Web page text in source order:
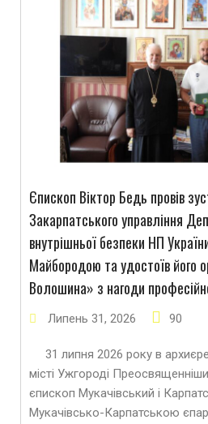
Єпископ Віктор Бедь провів
Закарпатського управління
внутрішньої безпеки НП
Майбородою та удостоїв його
Волошина» з нагоди
Липень 31, 2026 90
31 липня 2026 року в
місті Ужгороді
єпископ Мукачівський і
Мукачівсько-Карпатською